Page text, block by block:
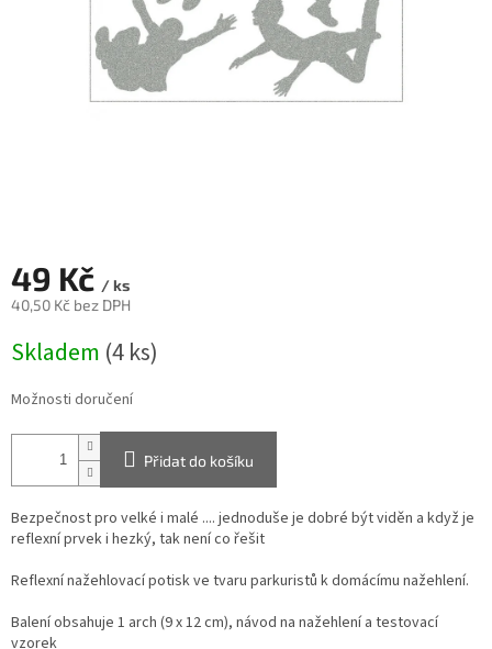
49 Kč / ks
40,50 Kč bez DPH
cena:
Skladem (4 ks)
Možnosti doručení
Přidat do košíku
Bezpečnost pro velké i malé .... jednoduše je dobré být viděn a když je
reflexní prvek i hezký, tak není co řešit
Reflexní nažehlovací potisk ve tvaru parkuristů k domácímu nažehlení.
Balení obsahuje 1 arch (9 x 12 cm), návod na nažehlení a testovací
vzorek